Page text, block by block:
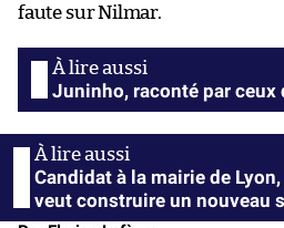
faute sur Nilmar.
Juninho, raconté par ceux
Candidat à la mairie de
veut construire un nouveau